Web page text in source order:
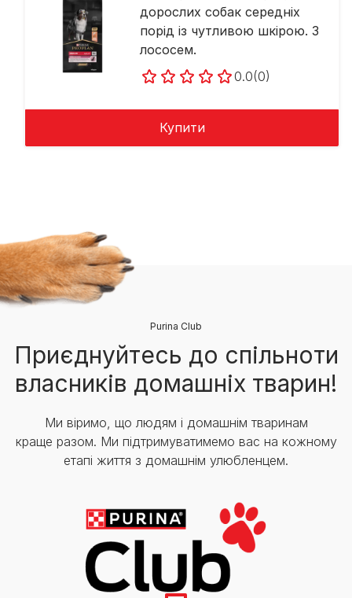
дорослих собак середніх
порід із чутливою шкірою. З
лососем.
0.0(0)
Купити
Purina Club
Приєднуйтесь до спільноти
власників домашніх тварин!
Ми віримо, що людям і домашнім тваринам
краще разом. Ми підтримуватимемо вас на кожному
етапі життя з домашнім улюбленцем.